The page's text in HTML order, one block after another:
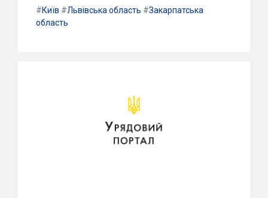
#Київ #Львівська область #Закарпатська
область